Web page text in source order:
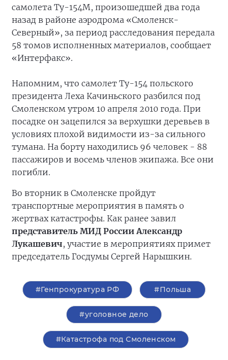
самолета Ту-154М, произошедшей два года
назад в районе аэродрома «Смоленск-
Северный», за период расследования передала
58 томов исполненных материалов, сообщает
«Интерфакс».
Напомним, что самолет Ту-154 польского
президента Леха Качиньского разбился под
Смоленском утром 10 апреля 2010 года. При
посадке он зацепился за верхушки деревьев в
условиях плохой видимости из-за сильного
тумана. На борту находились 96 человек - 88
пассажиров и восемь членов экипажа. Все они
погибли.
Во вторник в Смоленске пройдут
транспортные мероприятия в память о
жертвах катастрофы. Как ранее завил
представитель МИД России Александр
Лукашевич, участие в мероприятиях примет
председатель Госдумы Сергей Нарышкин.
#Генпрокуратура РФ #Польша
#уголовное дело
#Катастрофа под Смоленском